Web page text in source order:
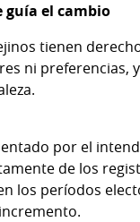
guía el cambio
tienen
ni preferencias,
por el
de los
los períodos